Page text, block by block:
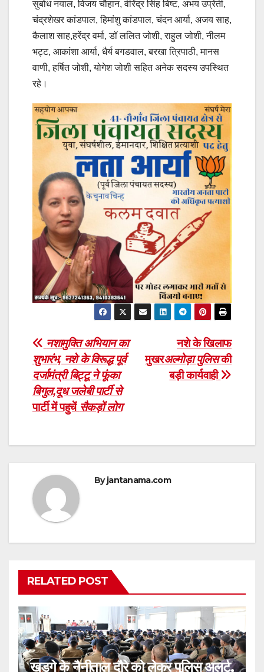
सुबोध नयाल, विजय चौहान, वीरेंद्र सिंह बिष्ट, अभय उप्रेती,
चंद्रशेखर कांडपाल, हिमांशु कांडपाल, चंदन आर्या, अजय साह,
कैलाश साह,हरेंद्र वर्मा, डॉ ललित जोशी, राहुल जोशी, नीलम
भट्ट, आकांशा आर्या, धैर्य बगडवाल, बरखा त्रिपाठी, मानस
वाणी, हर्षित जोशी, योगेश जोशी सहित अनेक सदस्य उपस्थित
रहे।
Post
navigation
नशे के खिलाफ
मुखरअल्मोड़ा पुलिसकी
बड़ी कार्यवाही
नशामुक्ति अभियान का
शुभारंभ, नशे के विरूद्ध पूर्व
दर्जामंत्री बिट्टू ने फूंका
बिगुल,दूध जलेबी पार्टी से
पार्टी में पहुचें सैकड़ों लोग
Byjantanama.com
RELATED POST
खड़गे के नैनीताल दौरे को लेकर पुलिस अलर्ट,